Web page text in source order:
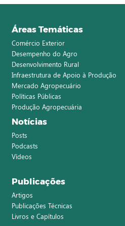
Áreas Temáticas
Comércio Exterior
Desempenho do Agro
Desenvolvimento Rural
Infraestrutura de Apoio à Produção
Mercado Agropecuário
Políticas Públicas
Produção Agropecuária
Notícias
Posts
Podcasts
Vídeos
Publicações
Artigos
Publicações Técnicas
Livros e Capítulos